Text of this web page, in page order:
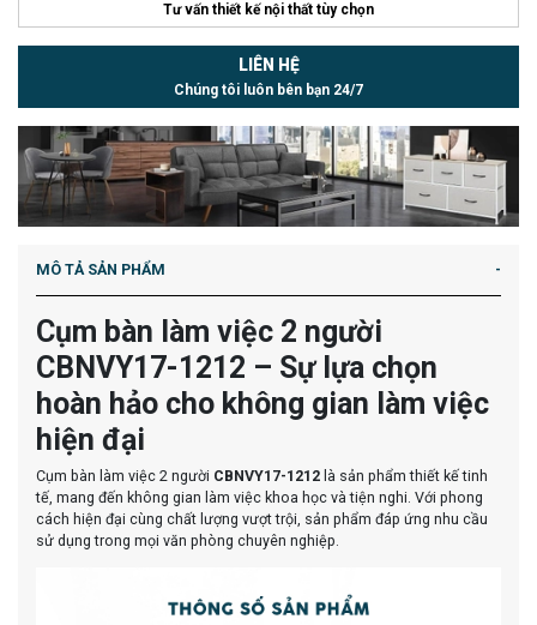
Tư vấn thiết kế nội thất tùy chọn
LIÊN HỆ
Chúng tôi luôn bên bạn 24/7
MÔ TẢ SẢN PHẨM
Cụm bàn làm việc 2 người
CBNVY17-1212 – Sự lựa chọn
hoàn hảo cho không gian làm việc
hiện đại
Cụm bàn làm việc 2 người CBNVY17-1212 là sản phẩm thiết kế tinh
tế, mang đến không gian làm việc khoa học và tiện nghi. Với phong
cách hiện đại cùng chất lượng vượt trội, sản phẩm đáp ứng nhu cầu
sử dụng trong mọi văn phòng chuyên nghiệp.